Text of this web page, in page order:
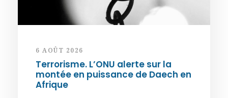
6 AOÛT 2026
Terrorisme. L’ONU alerte sur la
montée en puissance de Daech en
Afrique